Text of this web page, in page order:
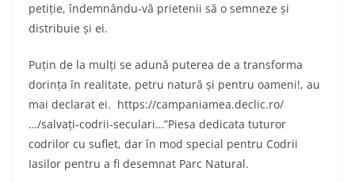
petiție, îndemnându-vă prietenii să o semneze și
distribuie și ei.
Puțin de la mulți se adună puterea de a transforma
dorința în realitate, petru natură și pentru oameni!, au
mai declarat ei. https://campaniamea.declic.ro/
…/salvați-codrii-seculari…”Piesa dedicata tuturor
codrilor cu suflet, dar în mod special pentru Codrii
Iasilor pentru a fi desemnat Parc Natural.